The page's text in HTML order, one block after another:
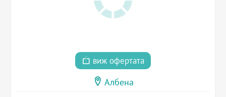
виж офертата
Албена